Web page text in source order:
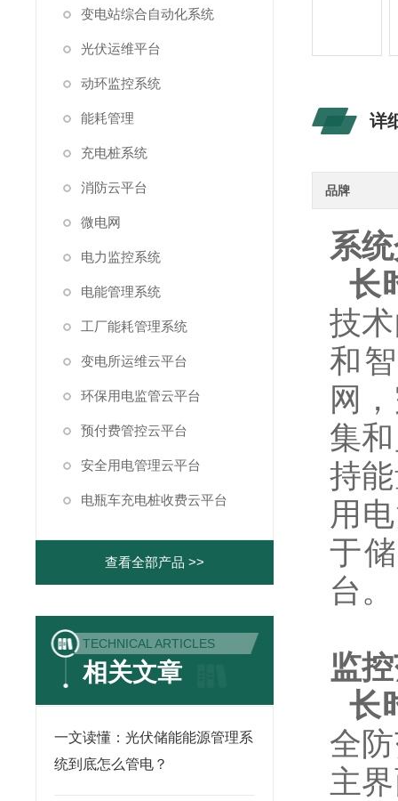
详
品牌
系
长
技
和
网
集
持
用
于
台。
监
长
全
主
变电站综合自动化系统
光伏运维平台
动环监控系统
能耗管理
充电桩系统
消防云平台
微电网
电力监控系统
电能管理系统
工厂能耗管理系统
变电所运维云平台
环保用电监管云平台
预付费管控云平台
安全用电管理云平台
电瓶车充电桩收费云平台
查看全部产品 >>
TECHNICAL ARTICLES
相关文章
一文读懂：光伏储能能源管理系
统到底怎么管电？